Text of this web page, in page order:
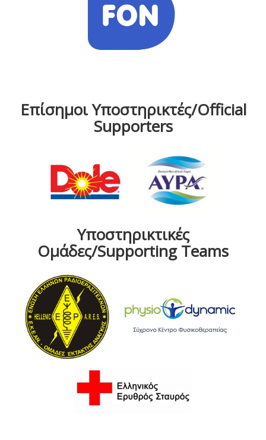
Επίσημοι Υποστηρικτές/Official
Supporters
Υποστηρικτικές
Ομάδες/Supporting Teams